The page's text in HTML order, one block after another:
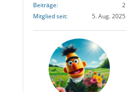
Beiträge
2
Mitglied seit
5. Aug. 2025